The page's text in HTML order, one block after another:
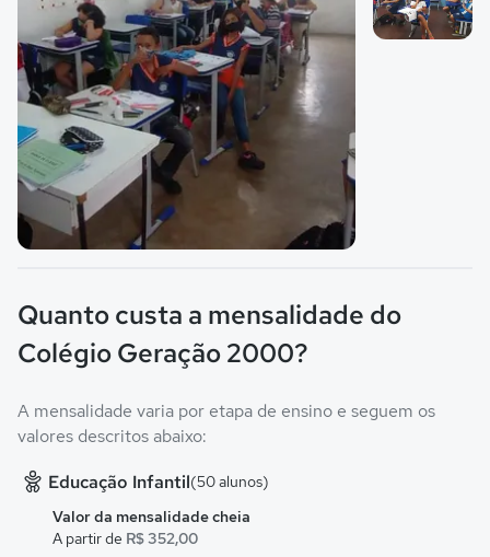
Quanto custa a mensalidade do
Colégio Geração 2000?
A mensalidade varia por etapa de ensino e seguem os
valores descritos abaixo:
Educação Infantil(50 alunos)
Valor da mensalidade cheia
A partir de R$ 352,00